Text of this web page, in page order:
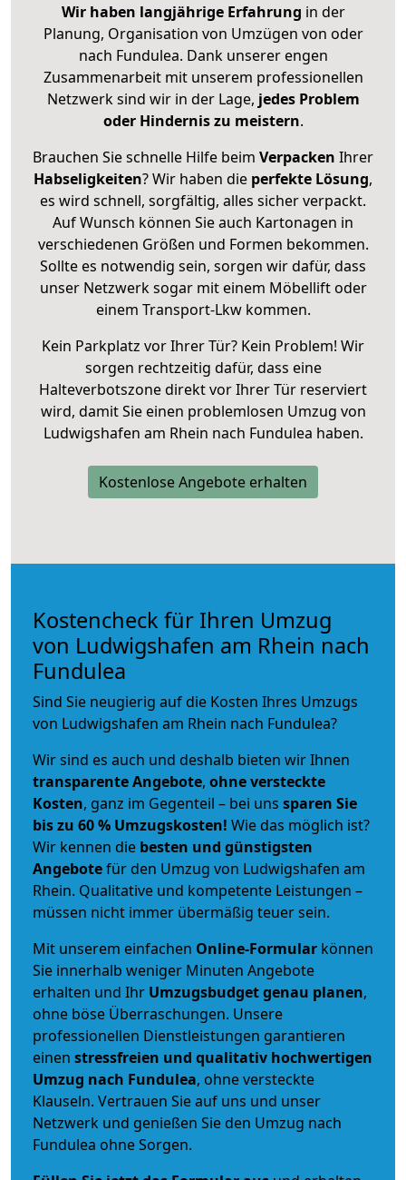
Wir haben langjährige Erfahrung in der
Planung, Organisation von Umzügen von oder
nach Fundulea. Dank unserer engen
Zusammenarbeit mit unserem professionellen
Netzwerk sind wir in der Lage, jedes Problem
oder Hindernis zu meistern.
Brauchen Sie schnelle Hilfe beim Verpacken Ihrer
Habseligkeiten? Wir haben die perfekte Lösung,
es wird schnell, sorgfältig, alles sicher verpackt.
Auf Wunsch können Sie auch Kartonagen in
verschiedenen Größen und Formen bekommen.
Sollte es notwendig sein, sorgen wir dafür, dass
unser Netzwerk sogar mit einem Möbellift oder
einem Transport-Lkw kommen.
Kein Parkplatz vor Ihrer Tür? Kein Problem! Wir
sorgen rechtzeitig dafür, dass eine
Halteverbotszone direkt vor Ihrer Tür reserviert
wird, damit Sie einen problemlosen Umzug von
Ludwigshafen am Rhein nach Fundulea haben.
Kostenlose Angebote erhalten
Kostencheck für Ihren Umzug
von Ludwigshafen am Rhein nach
Fundulea
Sind Sie neugierig auf die Kosten Ihres Umzugs
von Ludwigshafen am Rhein nach Fundulea?
Wir sind es auch und deshalb bieten wir Ihnen
transparente Angebote, ohne versteckte
Kosten, ganz im Gegenteil – bei uns sparen Sie
bis zu 60 % Umzugskosten! Wie das möglich ist?
Wir kennen die besten und günstigsten
Angebotefür den Umzug von Ludwigshafen am
Rhein. Qualitative und kompetente Leistungen –
müssen nicht immer übermäßig teuer sein.
Mit unserem einfachen Online-Formular können
Sie innerhalb weniger Minuten Angebote
erhalten und Ihr Umzugsbudgetgenau planen,
ohne böse Überraschungen. Unsere
professionellen Dienstleistungen garantieren
einen stressfreien und qualitativ hochwertigen
Umzug nach Fundulea, ohne versteckte
Klauseln. Vertrauen Sie auf uns und unser
Netzwerk und genießen Sie den Umzug nach
Fundulea ohne Sorgen.